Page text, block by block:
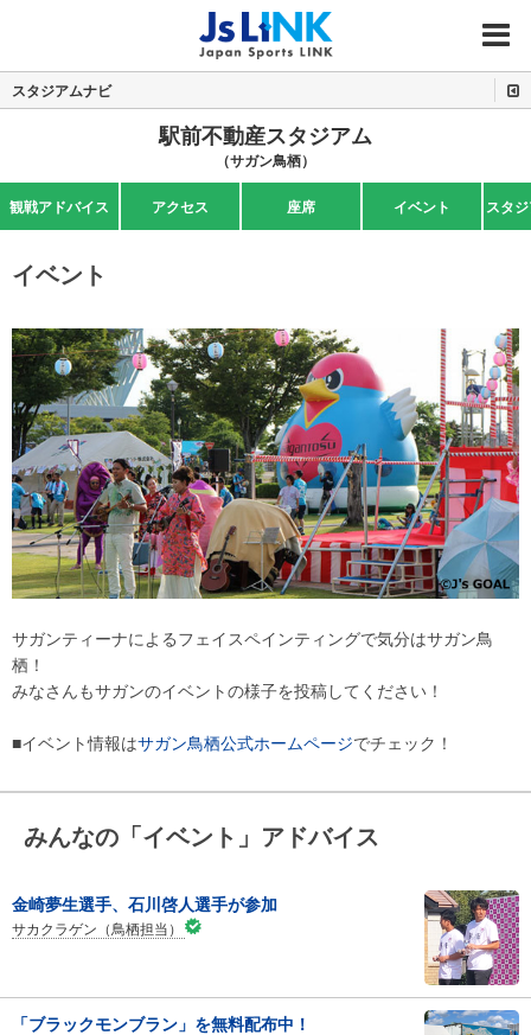
MENU
スタジアムナビ
駅前不動産スタジアム
（サガン鳥栖）
観戦アドバイス アクセス 座席 イベント スタ
イベント
サガンティーナによるフェイスペインティングで気分はサガン鳥
栖！
みなさんもサガンのイベントの様子を投稿してください！
■イベント情報はサガン鳥栖公式ホームページでチェック！
みんなの「イベント」アドバイス
金崎夢生選手、石川啓人選手が参加
サカクラゲン（鳥栖担当）
「ブラックモンブラン」を無料配布中！